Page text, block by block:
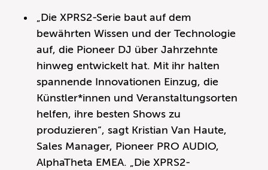
„Die XPRS2-Serie baut auf dem
bewährten Wissen und der Technologie
auf, die Pioneer DJ über Jahrzehnte
hinweg entwickelt hat. Mit ihr halten
spannende Innovationen Einzug, die
Künstler*innen und Veranstaltungsorten
helfen, ihre besten Shows zu
produzieren“, sagt Kristian Van Haute,
Sales Manager, Pioneer PRO AUDIO,
AlphaTheta EMEA. „Die XPRS2-